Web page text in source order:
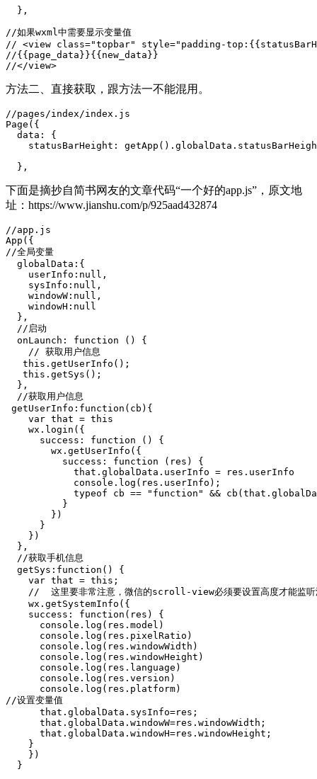
  },
//如果wxml中需要显示变量值
// <view class="topbar" style="padding-
//{{page_data}}{{new_data}}
//</view>
方法二、直接获取，跟方法一不能混用。
//pages/index/index.js
Page({
  data: {
statusBarHeight:
  },
下面是摘抄自简书网友的文章代码“一个好的app.js”，原文地
址：https://www.jianshu.com/p/925aad432874
//app.js
App({
//全局变量
  globalData:{
    userInfo:null,
    sysInfo:null,
    windowW:null,
    windowH:null
  },
  //启动
  onLaunch: function () {
    // 获取用户信息
   this.getUserInfo();
   this.getSys();
  },
  //获取用户信息
getUserInfo:function(cb){
    var that = this
    wx.login({
      success: function () {
        wx.getUserInfo({
          success: function (res) {
            that.globalData.userInfo = res.userInfo
            console.log(res.userInfo);
typeof cb == "function" &&
          }
        })
      }
    })
  },
  //获取手机信息
  getSys:function() {
    var that = this;
//  这里要非常注意，微信的scroll-view必须要设置高度才能监
    wx.getSystemInfo({
    success: function(res) {
      console.log(res.model)
      console.log(res.pixelRatio)
      console.log(res.windowWidth)
      console.log(res.windowHeight)
      console.log(res.language)
      console.log(res.version)
      console.log(res.platform)
//设置变量值
      that.globalData.sysInfo=res;
      that.globalData.windowW=res.windowWidth;
      that.globalData.windowH=res.windowHeight;
    }
    })
  }